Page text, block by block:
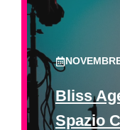
Bliss
Spazio